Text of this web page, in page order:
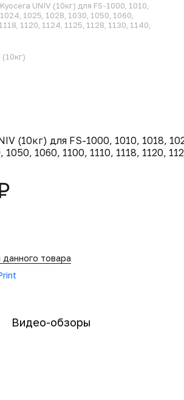
UNIV (10кг) для FS-1000, 1010,
1025, 1028, 1030, 1050, 1060,
1120, 1124, 1125, 1128, 1130, 1140,
(10кг) для FS-1000, 1010, 1018,
1060, 1100, 1110, 1118, 1120,
товара
Видео-обзоры